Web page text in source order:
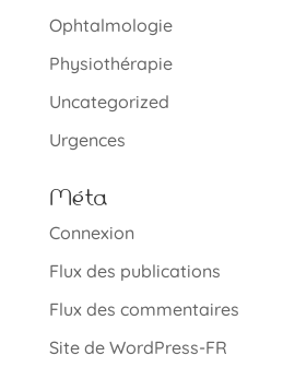
Ophtalmologie
Physiothérapie
Uncategorized
Urgences
Méta
Connexion
Flux des publications
Flux des commentaires
Site de WordPress-FR